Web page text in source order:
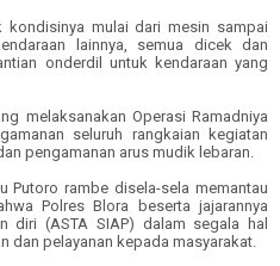
kondisinya mulai dari mesin sampai
lainnya, semua dicek dan
onderdil untuk kendaraan yang
melaksanakan Operasi Ramadniya
seluruh rangkaian kegiatan
pengamanan arus mudik lebaran.
Putoro rambe disela-sela memantau
Polres Blora beserta jajarannya
diri (ASTA SIAP) dalam segala hal
dan pelayanan kepada masyarakat.